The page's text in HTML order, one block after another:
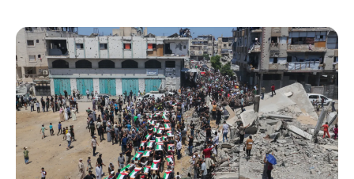
Gaza realiza funeral coletivo de 112 pessoas assassinadas por